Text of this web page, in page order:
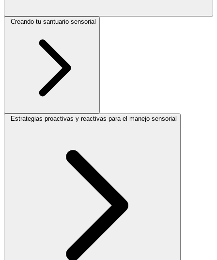
Creando tu santuario sensorial
Estrategias proactivas y reactivas para el manejo sensorial